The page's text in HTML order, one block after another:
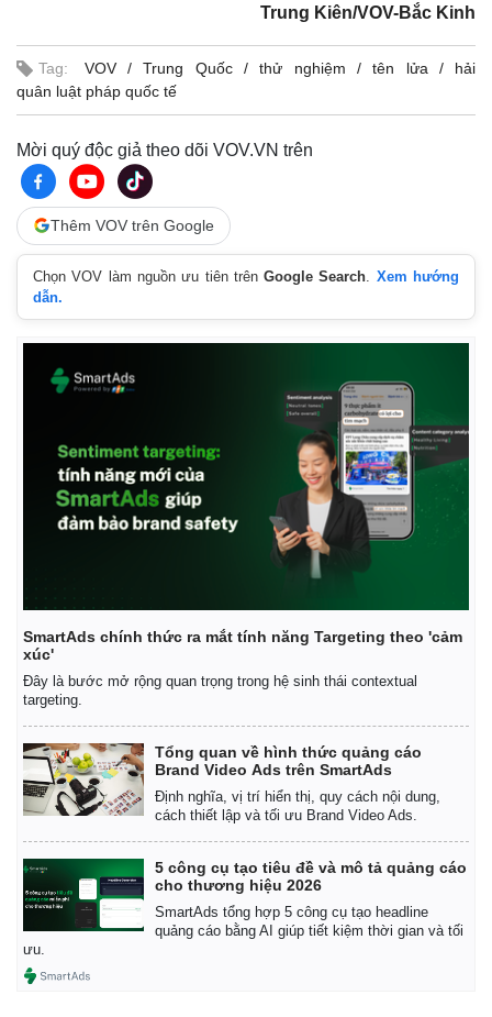
Trung Kiên/VOV-Bắc Kinh
Tag: VOV Trung Quốc thử nghiệm tên lửa
hải
quân luật pháp quốc tế
Mời quý độc giả theo dõi VOV.VN trên
Thêm VOV trên Google
Chọn VOV làm nguồn ưu tiên trênGoogle Search
Xem hướng
dẫn.
SmartAds chính thức ra mắt tính năng Targeting theo 'cảm
xúc'
Đây là bước mở rộng quan trọng trong hệ sinh thái contextual
targeting.
Tổng quan về hình thức quảng cáo
Brand Video Ads trên SmartAds
Định nghĩa, vị trí hiển thị, quy cách nội dung,
cách thiết lập và tối ưu Brand Video Ads.
5 công cụ tạo tiêu đề và mô tả quảng cáo
cho thương hiệu 2026
SmartAds tổng hợp 5 công cụ tạo headline
quảng cáo bằng AI giúp tiết kiệm thời gian và tối
ưu.